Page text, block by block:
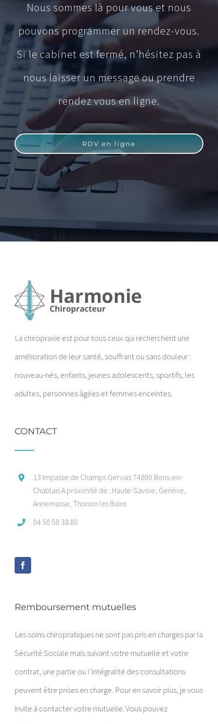
Nous sommes là pour vous et nous
pouvons programmer un rendez-vous.
Si le cabinet est fermé, n’hésitez pas à
nous laisser un message ou prendre
rendez vous en ligne.
RDV en ligne
La chiropraxie est pour tous ceux qui recherchent une
amélioration de leur santé, souffrant ou sans douleur :
nouveau-nés, enfants, jeunes adolescents, sportifs, les
adultes, personnes âgées et femmes enceintes.
CONTACT
13 Impasse de Champs Gervais 74890 Bons-en-
Chablais A proximité de : Haute-Savoie, Genève,
Annemasse, Thonon les Bains
04 50 50 38 80
Remboursement mutuelles
Les soins chiropratiques ne sont pas pris en charges par la
Sécurité Sociale mais suivant votre mutuelle et votre
contrat, une partie ou l’intégralité des consultations
peuvent être prises en charge. Pour en savoir plus, je vous
invite à contacter votre mutuelle. Vous pouvez